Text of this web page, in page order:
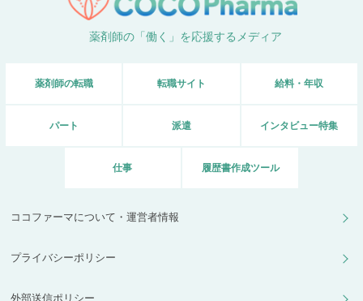
薬剤師の「働く」を応援するメディア
薬剤師の転職 転職サイト 給料・年収
パート 派遣 インタビュー特集
仕事 履歴書作成ツール
ココファーマについて・運営者情報
プライバシーポリシー
外部送信ポリシー